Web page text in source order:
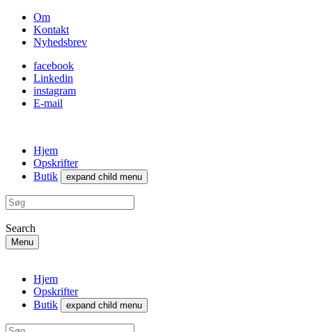
Om
Kontakt
Nyhedsbrev
facebook
Linkedin
instagram
E-mail
Hjem
Opskrifter
Butik
expand child menu
Search
Menu
Hjem
Opskrifter
Butik
expand child menu